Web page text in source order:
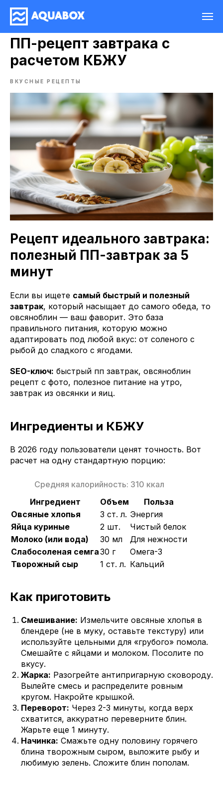
ПП-рецепт завтрака с
расчетом КБЖУ
ВКУСНЫЕ РЕЦЕПТЫ
Рецепт идеального завтрака:
полезный ПП-завтрак за 5
минут
Если вы ищете самый быстрый и полезный
завтрак, который насыщает до самого обеда, то
овсяноблин — ваш фаворит. Это база
правильного питания, которую можно
адаптировать под любой вкус: от соленого с
рыбой до сладкого с ягодами.
SEO-ключ: быстрый пп завтрак, овсяноблин
рецепт с фото, полезное питание на утро,
завтрак из овсянки и яиц.
Ингредиенты и КБЖУ
В 2026 году пользователи ценят точность. Вот
расчет на одну стандартную порцию:
Средняя калорийность: 310 ккал
Ингредиент
Объем
Польза
Овсяные хлопья
3 ст. л. Энергия
Яйца куриные
2 шт.
Чистый белок
Молоко (или вода)
30 мл
Для нежности
Слабосоленая семга30 г
Омега-3
Творожный сыр
1 ст. л. Кальций
Как приготовить
Смешивание: Измельчите овсяные хлопья в
блендере (не в муку, оставьте текстуру) или
используйте цельными для «грубого» помола.
Смешайте с яйцами и молоком. Посолите по
вкусу.
Жарка: Разогрейте антипригарную сковороду.
Вылейте смесь и распределите ровным
кругом. Накройте крышкой.
Переворот: Через 2-3 минуты, когда верх
схватится, аккуратно переверните блин.
Жарьте еще 1 минуту.
Начинка: Смажьте одну половину горячего
блина творожным сыром, выложите рыбу и
любимую зелень. Сложите блин пополам.